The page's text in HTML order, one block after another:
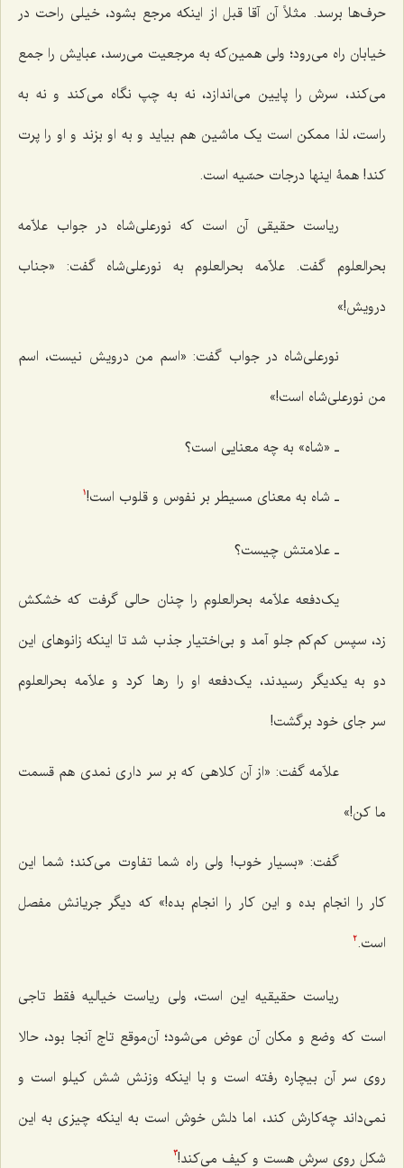
حرف‌ها برسد. مثلاً آن آقا قبل از اینکه مرجع بشود، خیلی راحت در
خیابان راه می‌رود؛ ولی همین‌که به مرجعیت می‌رسد، عبایش را جمع
می‌کند، سرش را پایین می‌اندازد، نه به چپ نگاه می‌کند و نه به
راست، لذا ممکن است یک ماشین هم بیاید و به او بزند و او را پرت
کند! همۀ اینها درجات حسّیه است.
ریاست حقیقی آن است که نورعلی‌شاه در جواب علاّمه
بحرالعلوم گفت. علاّمه بحرالعلوم به نورعلی‌شاه گفت: «جناب
درویش!»
نورعلی‌شاه در جواب گفت: «اسم من درویش نیست، اسم
من نورعلی‌شاه است!»
ـ «شاه» به چه معنایی است؟
ـ شاه به معنای مسیطر بر نفوس و قلوب است!1
ـ علامتش چیست؟
یک‌دفعه علاّمه بحرالعلوم را چنان حالی گرفت که خشکش
زد، سپس کم‌کم جلو آمد و بی‌اختیار جذب شد تا اینکه زانوهای این
دو به یکدیگر رسیدند، یک‌دفعه او را رها کرد و علاّمه بحرالعلوم
سر جای خود برگشت!
علاّمه گفت: «از آن کلاهی که بر سر داری نمدی هم قسمت
ما کن!»
گفت: «بسیار خوب! ولی راه شما تفاوت می‌کند؛ شما این
کار را انجام بده و این کار را انجام بده!» که دیگر جریانش مفصل
است.2
ریاست حقیقیه این است، ولی ریاست خیالیه فقط تاجی
است که وضع و مکان آن عوض می‌شود؛ آن‌موقع تاج آنجا بود، حالا
روی سر آن بیچاره رفته است و با اینکه وزنش شش کیلو است و
نمی‌داند چه‌کارش کند، اما دلش خوش است به اینکه چیزی به این
شکل روی سرش هست و کیف می‌کند!3